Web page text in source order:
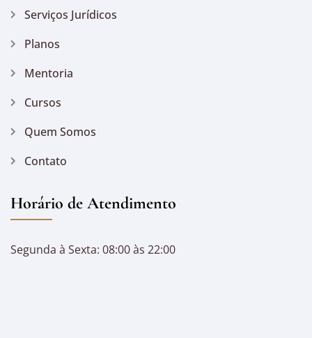
Serviços Jurídicos
Planos
Mentoria
Cursos
Quem Somos
Contato
Horário de Atendimento
Segunda à Sexta: 08:00 às 22:00